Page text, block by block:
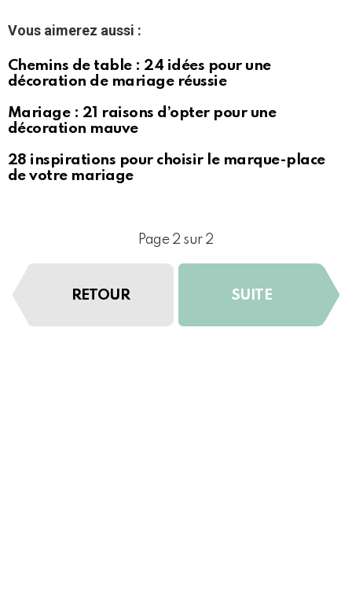
Vous aimerez aussi :
Chemins de table : 24 idées pour une
décoration de mariage réussie
Mariage : 21 raisons d’opter pour une
décoration mauve
28 inspirations pour choisir le marque-place
de votre mariage
Page 2 sur 2
RETOUR SUITE